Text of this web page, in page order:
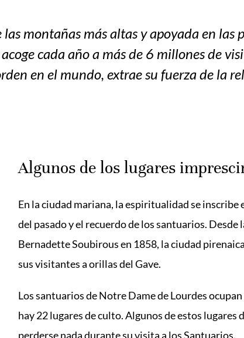
las montañas más altas y apoyada en
cada año a más de 6 millones de
en el mundo, extrae su fuerza de la
Algunos de los lugares
En la ciudad mariana, la espiritualidad se inscribe
del pasado y el recuerdo de los santuarios.
Bernadette Soubirous en 1858, la ciudad
sus visitantes a orillas del Gave.
Los santuarios de Notre Dame de Lourdes
hay 22 lugares de culto. Algunos de estos
perderse nada durante su visita a los Santuarios.